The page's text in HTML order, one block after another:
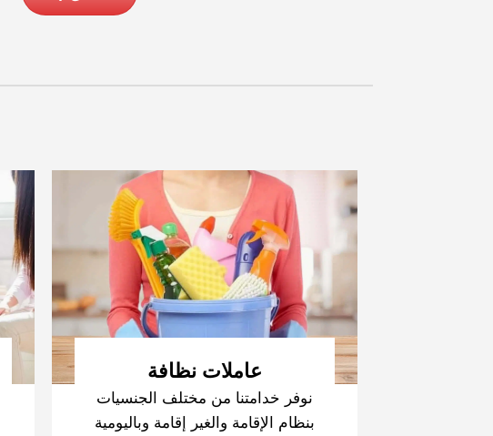
عاملات نظافة
نوفر خدامتنا من مختلف الجنسيات
بنظام الإقامة والغير إقامة وباليومية